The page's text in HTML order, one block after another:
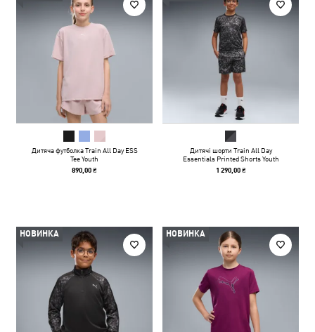
Дитяча футболка Train All Day ESS
Tee Youth
890,00 ₴
Дитячі шорти Train All Day
Essentials Printed Shorts Youth
1 290,00 ₴
НОВИНКА НОВИНКА